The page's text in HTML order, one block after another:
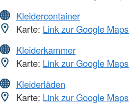
Kleidercontainer
Karte: Link zur Google
Kleiderkammer
Karte: Link zur Google
Kleiderläden
Karte: Link zur Google